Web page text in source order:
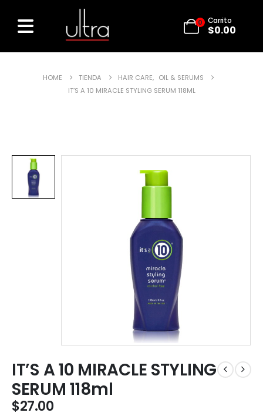
0 Carrito
$0.00
HOME TIENDA HAIR CARE, OIL & SERUMS
IT’S A 10 MIRACLE STYLING SERUM 118ML
IT’S A 10 MIRACLE STYLING
SERUM 118ml
$27.00